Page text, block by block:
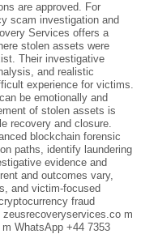
are approved. For
scam investigation and
Services offers a
stolen assets were
Their investigative
and realistic
experience for victims.
be emotionally and
of stolen assets is
recovery and closure.
blockchain forensic
paths, identify laundering
evidence and
and outcomes vary,
and victim-focused
fraud
m
WhatsApp +44 7353